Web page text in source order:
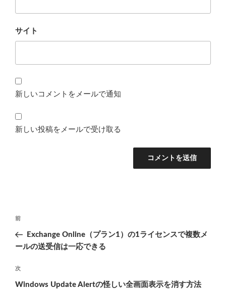
サイト
新しいコメントをメールで通知
新しい投稿をメールで受け取る
投
ゲ
ー
前
の
前
Exchange Online（プラン1）の1ライセンスで複数メ
ールの送受信は一応できる
次
の
次
Windows Update Alertの怪しい全画面表示を消す方法